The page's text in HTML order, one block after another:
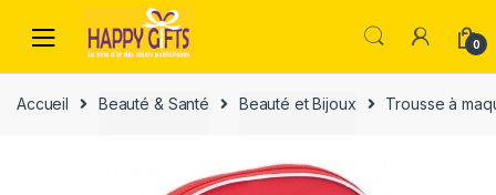
0
Accueil Beauté & Santé Beauté et Bijoux Trousse à